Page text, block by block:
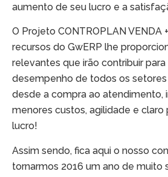
aumento de seu lucro e a
O Projeto CONTROPLAN VENDA
recursos do GwERP lhe
relevantes que irão contribuir
desempenho de todos os setores
desde a compra ao atendimento,
menores custos, agilidade e
lucro!
Assim sendo, fica aqui o nosso
tornarmos 2016 um ano de muito